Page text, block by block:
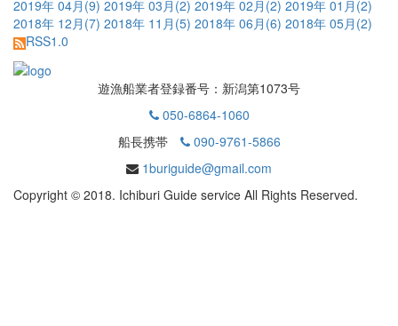
2019年 04月 (9) 2019年 03月 (2) 2019年 02月 (2) 2019年 01月 (2)
2018年 12月 (7) 2018年 11月 (5) 2018年 06月 (6) 2018年 05月 (2)
RSS1.0
遊漁船業者登録番号：新潟第1073号
050-6864-1060
船長携帯
090-9761-5866
1buriguide@gmail.com
Copyright © 2018. Ichiburi Guide service All Rights Reserved.